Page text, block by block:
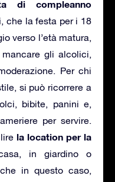
di compleanno
che la festa per i 18
verso l’età matura,
gli alcolici,
Per chi
si può ricorrere a
bibite, panini e,
per servire.
la location per la
in giardino o
in questo caso,